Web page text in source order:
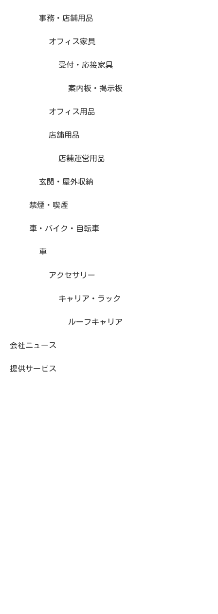
事務・店舗用品
オフィス家具
受付・応接家具
案内板・掲示板
オフィス用品
店舗用品
店舗運営用品
玄関・屋外収納
禁煙・喫煙
車・バイク・自転車
車
アクセサリー
キャリア・ラック
ルーフキャリア
会社ニュース
提供サービス